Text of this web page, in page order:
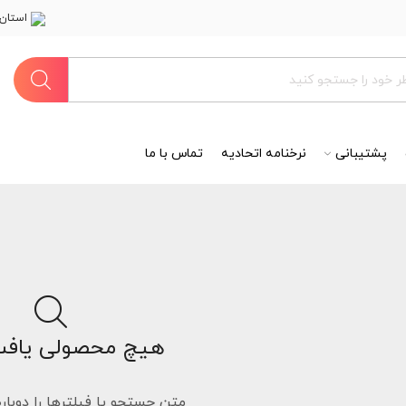
پشتیبانی نرخنامه اتحادیه تماس با ما
هیچ محصولی